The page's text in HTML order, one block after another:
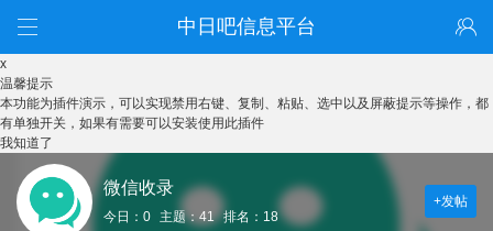
中日吧信息平台
x
温馨提示
本功能为插件演示，可以实现禁用右键、复制、粘贴、选中以及屏蔽提示等操作，都
有单独开关，如果有需要可以安装使用此插件
我知道了
微信收录
今日：0 主题：41 排名：18
+发帖